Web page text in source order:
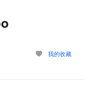
我的收藏